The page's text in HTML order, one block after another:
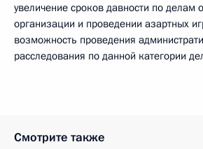
увеличение сроков давности по делам
организации и проведении азартных
возможность проведения
расследования по данной категории
Смотрите также